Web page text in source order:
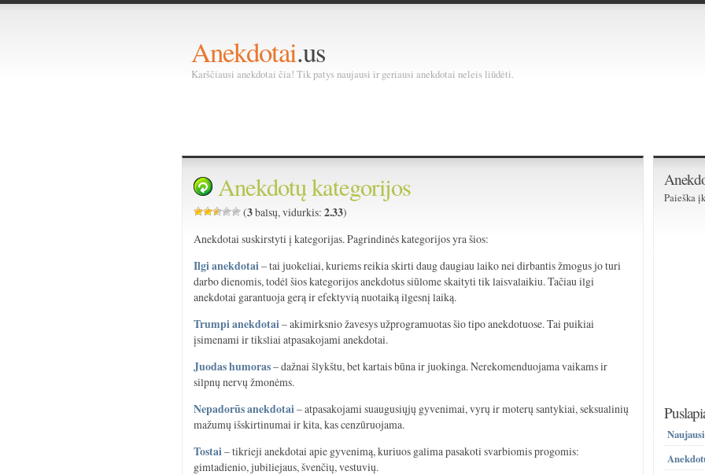
Anekdotai.us
Karščiausi anekdotai čia! Tik patys naujausi ir geriausi anekdotai neleis liūdėti.
Anekdotų kategorijos
(3balsų, vidurkis:2.33)
Anekdotai suskirstyti į kategorijas. Pagrindinės kategorijos yra šios:
Ilgi anekdotai– tai juokeliai, kuriems reikia skirti daug daugiau laiko nei dirbantis žmogus jo turi
darbo dienomis, todėl šios kategorijos anekdotus siūlome skaityti tik laisvalaikiu. Tačiau ilgi
anekdotai garantuoja gerą ir efektyvią nuotaiką ilgesnį laiką.
Trumpi anekdotai– akimirksnio žavesys užprogramuotas šio tipo anekdotuose. Tai puikiai
įsimenami ir tiksliai atpasakojami anekdotai.
Juodas humoras– dažnai šlykštu, bet kartais būna ir juokinga. Nerekomenduojama vaikams ir
silpnų nervų žmonėms.
Nepadorūs anekdotai– atpasakojami suaugusiųjų gyvenimai, vyrų ir moterų santykiai, seksualinių
mažumų išskirtinumai ir kita, kas cenzūruojama.
Tostai– tikrieji anekdotai apie gyvenimą, kuriuos galima pasakoti svarbiomis progomis:
gimtadienio, jubiliejaus, švenčių, vestuvių.
Paieška